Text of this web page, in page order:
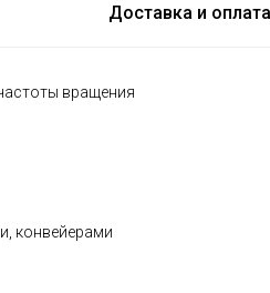
Доставка и оплата
вращения
конвейерами